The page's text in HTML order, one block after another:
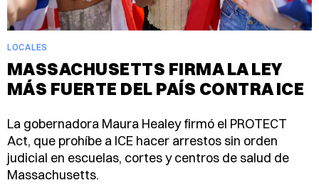
LOCALES
MASSACHUSETTS FIRMA LA LEY
MÁS FUERTE DEL PAÍS CONTRA ICE
La gobernadora Maura Healey firmó el PROTECT
Act, que prohíbe a ICE hacer arrestos sin orden
judicial en escuelas, cortes y centros de salud de
Massachusetts.